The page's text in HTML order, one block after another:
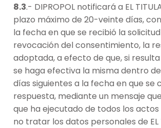
8.3.- DIPROPOL notificará a EL
plazo máximo de 20-veinte días,
la fecha en que se recibió la
revocación del consentimiento, la
adoptada, a efecto de que, si
se haga efectiva la misma dentro
días siguientes a la fecha en que se
respuesta, mediante un mensaje
que ha ejecutado de todos los
no tratar los datos personales de EL